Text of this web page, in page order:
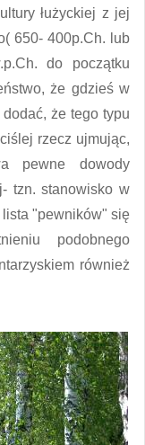
łużyckiej z jej
650- 400p.Ch. lub
do początku
że gdzieś w
że tego typu
rzecz ujmując,
pewne dowody
tzn. stanowisko w
"pewników" się
podobnego
również